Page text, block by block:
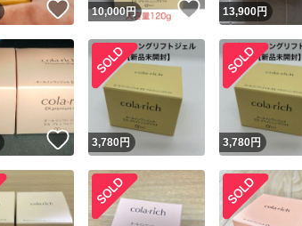
いいね！
10,000円 いいね！
13,900円
いいね！
3,780円 3,780円